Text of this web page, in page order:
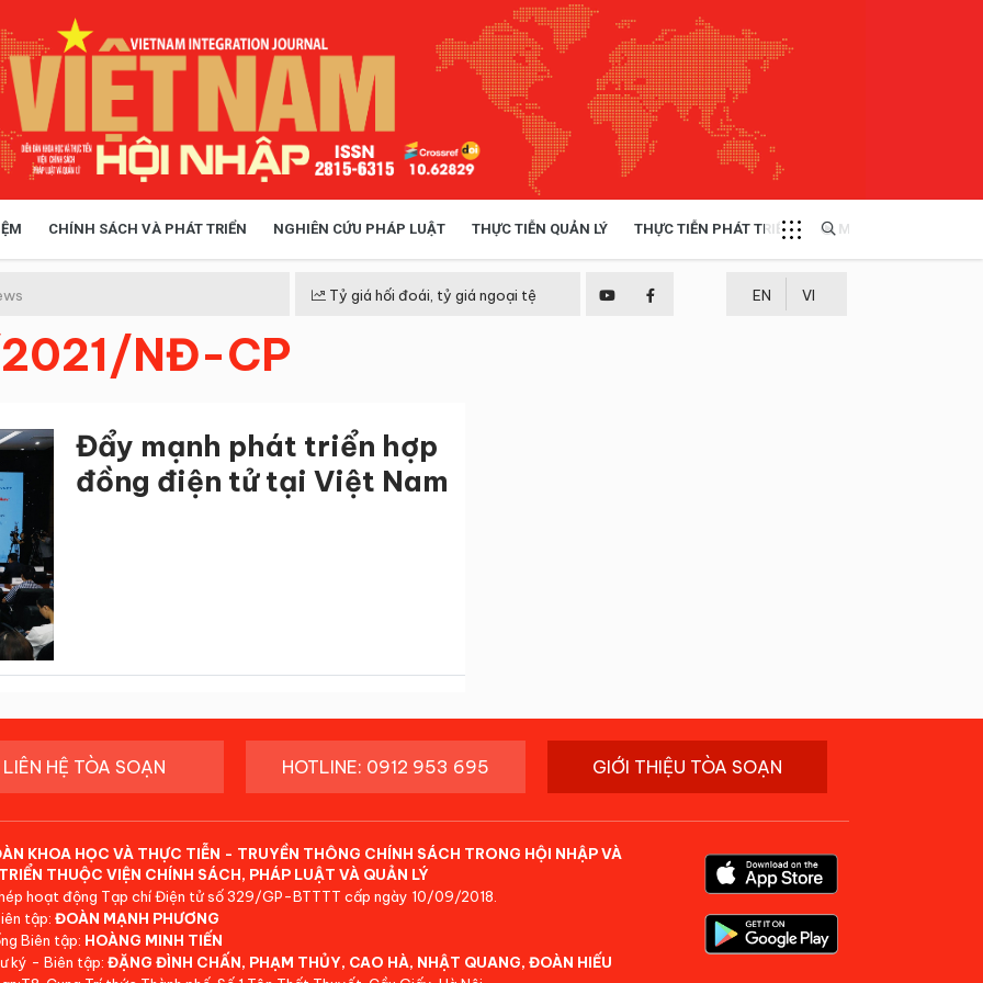
CHÍNH SÁCH VÀ PHÁT TRIỂN NGHIÊN CỨU PHÁP LUẬT THỰC TIỄN QUẢN LÝ THỰC TIỄN PHÁT TRIỂN MULTIMEDIA
Tỷ giá hối đoái, tỷ giá ngoại tệ EN VI
NĐ-CP
Đẩy mạnh phát triển hợp
đồng điện tử tại Việt Nam
LIÊN HỆ TÒA SOẠN HOTLINE: 0912 953 695 GIỚI THIỆU TÒA SOẠN
KHOA HỌC VÀ THỰC TIỄN - TRUYỀN THÔNG CHÍNH SÁCH TRONG HỘI NHẬP VÀ
THUỘC VIỆN CHÍNH SÁCH, PHÁP LUẬT VÀ QUẢN LÝ
hoạt động Tạp chí Điện tử số 329/GP-BTTTT cấp ngày 10/09/2018.
tập: ĐOÀN MẠNH PHƯƠNG
Biên tập: HOÀNG MINH TIẾN
ký - Biên tập: ĐẶNG ĐÌNH CHẤN, PHẠM THỦY, CAO HÀ, NHẬT QUANG, ĐOÀN HIẾU